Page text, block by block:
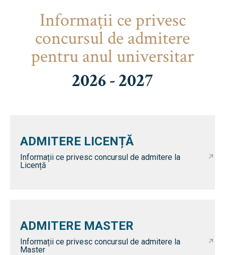
Informaţii ce privesc
concursul de admitere
pentru anul universitar
2026 - 2027
ADMITERE LICENȚĂ
Informații ce privesc concursul de admitere la
Licență
ADMITERE MASTER
Informații ce privesc concursul de admitere la
Master